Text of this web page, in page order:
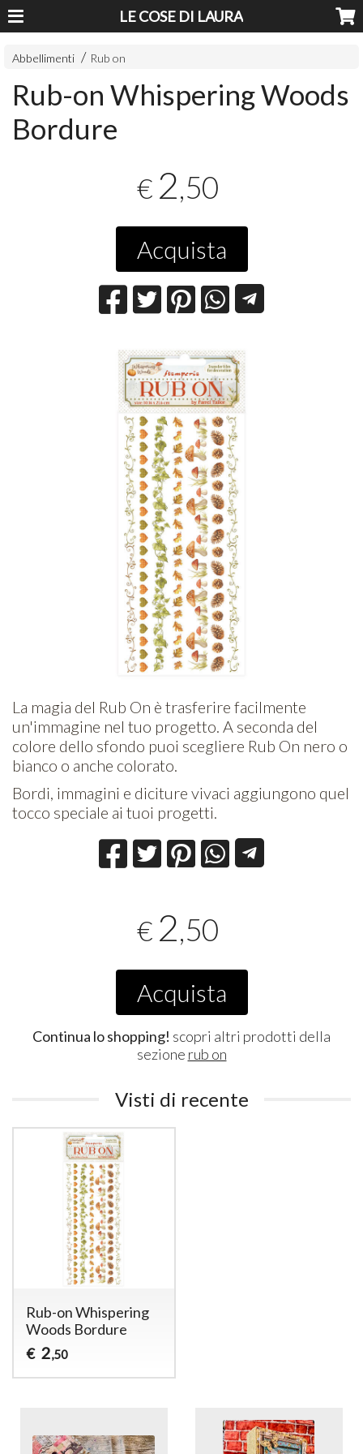
LE COSE DI LAURA
Abbellimenti Rub on
Rub-on Whispering Woods
Bordure
€ 2,50
Acquista
La magia del Rub On è trasferire facilmente
un'immagine nel tuo progetto. A seconda del
colore dello sfondo puoi scegliere Rub On nero o
bianco o anche colorato.
Bordi, immagini e diciture vivaci aggiungono quel
tocco speciale ai tuoi progetti.
€ 2,50
Acquista
Continua lo shopping! scopri altri prodotti della
sezione rub on
Visti di recente
Rub-on Whispering
Woods Bordure
€ 2,50